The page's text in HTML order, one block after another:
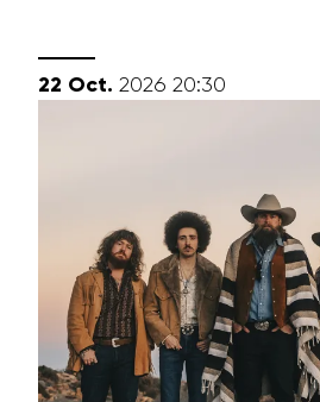
22 octobre
Oct. 2026 20:30